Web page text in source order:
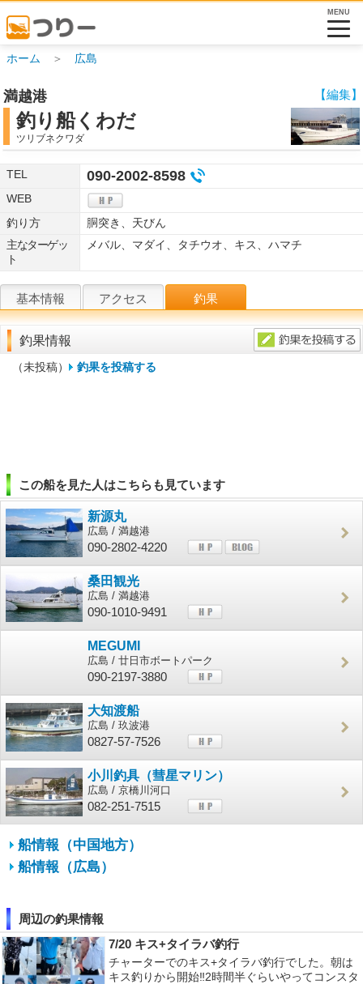
MENU
ホーム ＞ 広島
【編集】
満越港
釣り船くわだ
ツリブネクワダ
TEL 090-2002-8598
WEB
釣り方
胴突き、天びん
主なターゲッ
ト
メバル、マダイ、タチウオ、キス、ハマチ
基本情報 アクセス 釣果
釣果情報
（未投稿） 釣果を投稿する
この船を見た人はこちらも見ています
新源丸
広島 / 満越港
090-2802-4220
桑田観光
広島 / 満越港
090-1010-9491
MEGUMI
広島 / 廿日市ボートパーク
090-2197-3880
大知渡船
広島 / 玖波港
0827-57-7526
小川釣具（彗星マリン）
広島 / 京橋川河口
082-251-7515
船情報（中国地方）
船情報（広島）
周辺の釣果情報
7/20 キス+タイラバ釣行
チャーターでのキス+タイラバ釣行でした。朝は
キス釣りから開始‼2時間半ぐらいやってコンスタ